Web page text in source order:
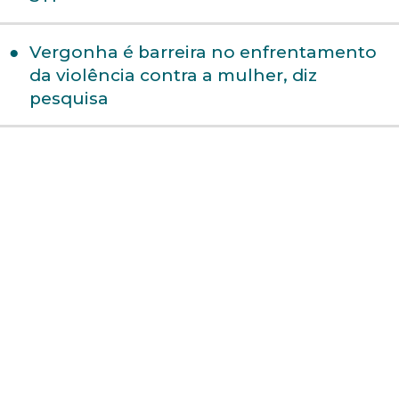
Vergonha é barreira no enfrentamento
da violência contra a mulher, diz
pesquisa